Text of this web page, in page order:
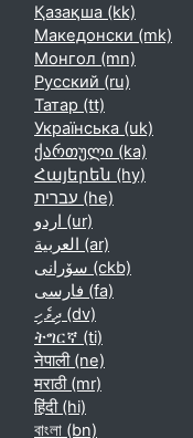
Қазақша ‎(kk)‎
Македонски ‎(mk)‎
Монгол ‎(mn)‎
Русский ‎(ru)‎
Татар ‎(tt)‎
Українська ‎(uk)‎
ქართული ‎(ka)‎
Հայերեն ‎(hy)‎
עברית ‎(he)‎
اردو ‎(ur)‎
العربية ‎(ar)‎
سۆرانی ‎(ckb)‎
فارسی ‎(fa)‎
ދިވެހި ‎(dv)‎
ትግርኛ ‎(ti)‎
नेपाली ‎(ne)‎
मराठी ‎(mr)‎
हिंदी ‎(hi)‎
বাংলা ‎(bn)‎